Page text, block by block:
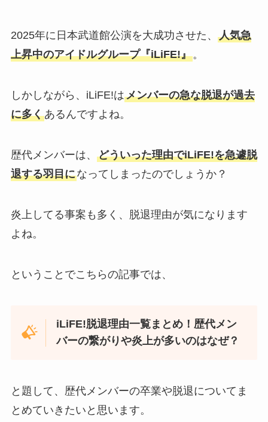
2025年に日本武道館公演を大成功させた、 人気急
上昇中のアイドルグループ『iLiFE!』。
しかしながら、iLiFE!はメンバーの急な脱退が過去
に多くあるんですよね。
歴代メンバーは、 どういった理由でiLiFE!を急遽脱
退する羽目になってしまったのでしょうか？
炎上してる事案も多く、脱退理由が気になります
よね。
ということでこちらの記事では、
iLiFE!脱退理由一覧まとめ！歴代メン
バーの繋がりや炎上が多いのはなぜ？
と題して、歴代メンバーの卒業や脱退についてま
とめていきたいと思います。